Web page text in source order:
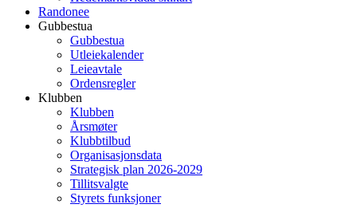
Randonee
Gubbestua
Gubbestua
Utleiekalender
Leieavtale
Ordensregler
Klubben
Klubben
Årsmøter
Klubbtilbud
Organisasjonsdata
Strategisk plan 2026-2029
Tillitsvalgte
Styrets funksjoner